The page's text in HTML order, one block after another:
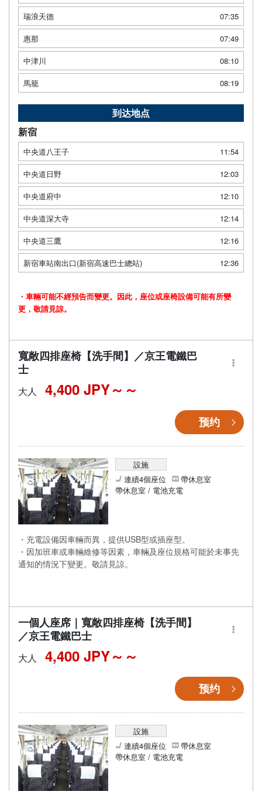
瑞浪天德
07:35
惠那
07:49
中津川
08:10
馬籠
08:19
到达地点
新宿
中央道八王子
11:54
中央道日野
12:03
中央道府中
12:10
中央道深大寺
12:14
中央道三鷹
12:16
新宿車站南出口(新宿高速巴士總站)
12:36
・車輛可能不經預告而變更。因此，座位或座椅設備可能有所變
更，敬請見諒。
寬敞四排座椅【洗手間】／京王電鐵巴
士
大人 4,400 JPY～
预约
設施
連續4個座位
帶休息室
帶休息室 / 電池充電
・充電設備因車輛而異，提供USB型或插座型。
・因加班車或車輛維修等因素，車輛及座位規格可能於未事先
通知的情況下變更。敬請見諒。
一個人座席｜寬敞四排座椅【洗手間】
／京王電鐵巴士
大人 4,400 JPY～
预约
設施
連續4個座位
帶休息室
帶休息室 / 電池充電